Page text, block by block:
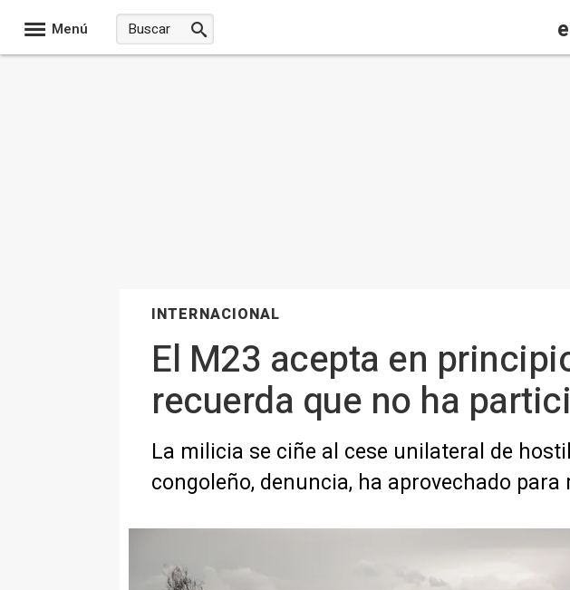
Menú
INTERNACIONAL
El M23 acepta en
recuerda que no ha
La milicia se ciñe al cese unilateral de
congoleño, denuncia, ha aprovechado para